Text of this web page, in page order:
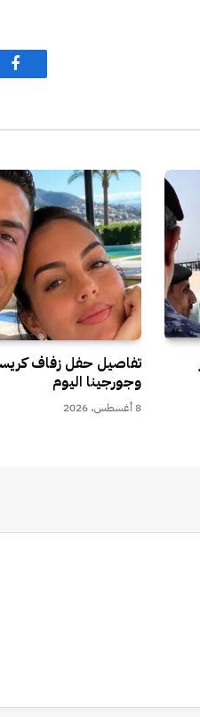
تفاصيل حفل زفاف
وجورجينا اليوم
8 أغسطس، 2026